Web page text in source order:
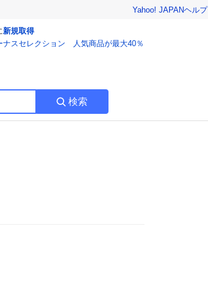
Yahoo! JAPANヘルプ
新規取得
ナスセレクション 人気商品が最大40％
検索